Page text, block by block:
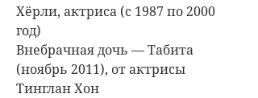
Хёрли, актриса (с 1987 по 2000
год)
Внебрачная дочь — Табита
(ноябрь 2011), от актрисы
Тинглан Хон